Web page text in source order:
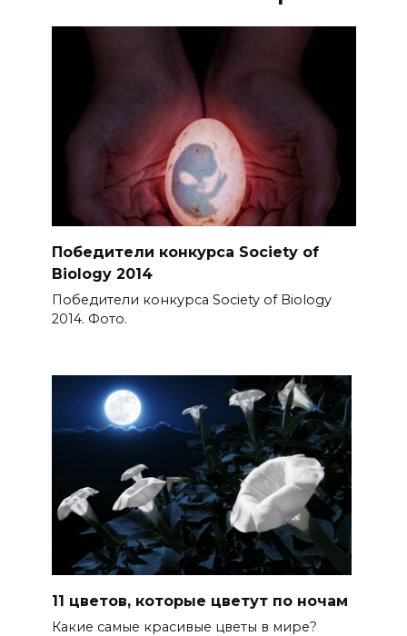
Победители конкурса Society of
Biology 2014
Победители конкурса Society of Biology
2014. Фото.
11 цветов, которые цветут по ночам
Какие самые красивые цветы в мире?